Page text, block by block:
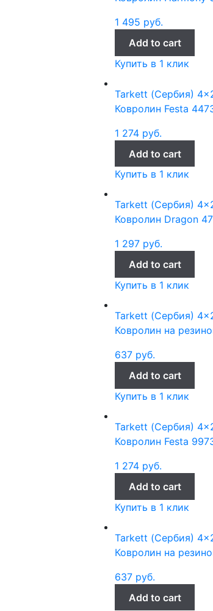
1 495 руб.
Add to cart
Купить в 1 клик
Tarkett (Сербия)
Ковролин Festa
1 274 руб.
Add to cart
Купить в 1 клик
Tarkett (Сербия)
Ковролин Dragon
1 297 руб.
Add to cart
Купить в 1 клик
Tarkett (Сербия)
Ковролин на
637 руб.
Add to cart
Купить в 1 клик
Tarkett (Сербия)
Ковролин Festa
1 274 руб.
Add to cart
Купить в 1 клик
Tarkett (Сербия)
Ковролин на
637 руб.
Add to cart